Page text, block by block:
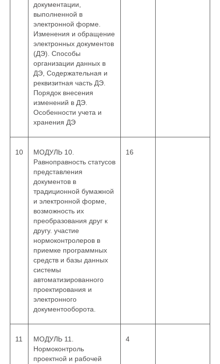
документации,
выполненной в
электронной форме.
Изменения и обращение
электронных документов
(ДЭ). Способы
организации данных в
ДЭ, Содержательная и
реквизитная часть ДЭ.
Порядок внесения
изменений в ДЭ.
Особенности учета и
хранения ДЭ
10
МОДУЛЬ 10.
Равноправность статусов
представления
документов в
традиционной бумажной
и электронной форме,
возможность их
преобразования друг к
другу. участие
нормоконтролеров в
приемке программных
средств и базы данных
системы
автоматизированного
проектирования и
электронного
документооборота.
16
11
МОДУЛЬ 11.
Нормоконтроль
проектной и рабочей
4